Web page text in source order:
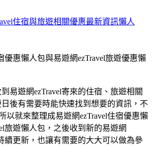
住宿與旅遊相關優惠最新資訊懶人
易遊網ezTravel寄來的住宿、旅遊相關
後有需要時能快速找到想要的資訊，不
以就來整理成易遊網ezTravel住宿優惠懶
旅遊懶人包，之後收到新的易遊網
續更新，也讓有需要的大大可以做為參